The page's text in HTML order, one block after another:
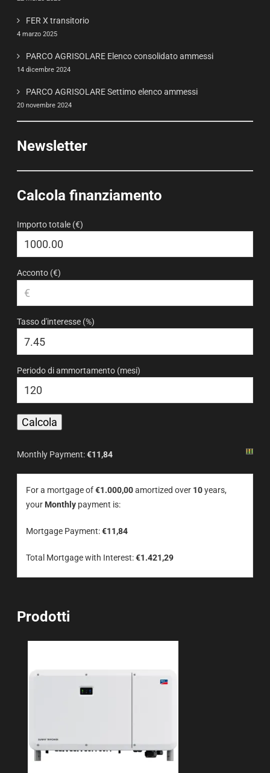
FER X transitorio
4 marzo 2025
PARCO AGRISOLARE Elenco consolidato ammessi
14 dicembre 2024
PARCO AGRISOLARE Settimo elenco ammessi
20 novembre 2024
Newsletter
Calcola finanziamento
Importo totale (€)
Acconto (€)
Tasso d'interesse (%)
Periodo di ammortamento (mesi)
Monthly Payment:€11,84
For a mortgage of€1.000,00amortized over 10years,
your Monthly payment is:
Mortgage Payment:€11,84
Total Mortgage with Interest:€1.421,29
Prodotti